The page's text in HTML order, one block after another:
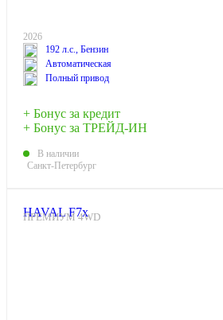
2026
192 л.с., Бензин
Автоматическая
Полный привод
+ Бонус за кредит
+ Бонус за ТРЕЙД-ИН
В наличии
Санкт-Петербург
HAVAL F7x
ПРЕМИУМ 4WD